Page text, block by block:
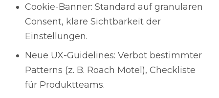
Cookie-Banner: Standard auf granularen
Consent, klare Sichtbarkeit der
Einstellungen.
Neue UX-Guidelines: Verbot bestimmter
Patterns (z. B. Roach Motel), Checkliste
für Produktteams.